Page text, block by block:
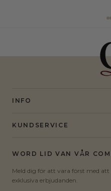
INFO
KUNDSERVICE
WORD LID VAN VÅR
Meld dig för att vara först med
exklusiva erbjudanden.